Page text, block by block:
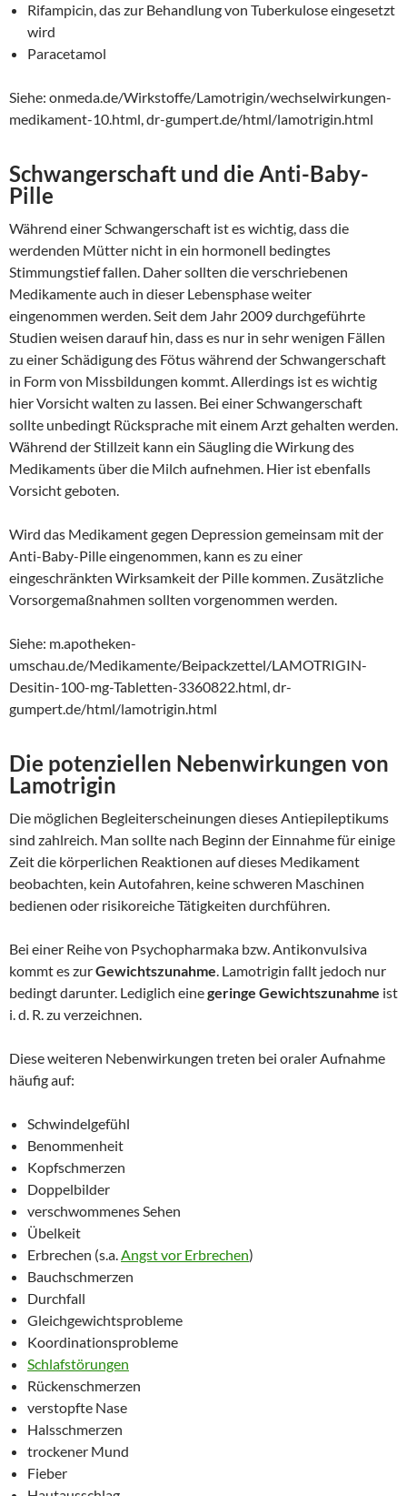
Rifampicin, das zur Behandlung von Tuberkulose eingesetzt
wird
Paracetamol
Siehe: onmeda.de/Wirkstoffe/Lamotrigin/wechselwirkungen-
medikament-10.html, dr-gumpert.de/html/lamotrigin.html
Schwangerschaft und die Anti-Baby-
Pille
Während einer Schwangerschaft ist es wichtig, dass die
werdenden Mütter nicht in ein hormonell bedingtes
Stimmungstief fallen. Daher sollten die verschriebenen
Medikamente auch in dieser Lebensphase weiter
eingenommen werden. Seit dem Jahr 2009 durchgeführte
Studien weisen darauf hin, dass es nur in sehr wenigen Fällen
zu einer Schädigung des Fötus während der Schwangerschaft
in Form von Missbildungen kommt. Allerdings ist es wichtig
hier Vorsicht walten zu lassen. Bei einer Schwangerschaft
sollte unbedingt Rücksprache mit einem Arzt gehalten werden.
Während der Stillzeit kann ein Säugling die Wirkung des
Medikaments über die Milch aufnehmen. Hier ist ebenfalls
Vorsicht geboten.
Wird das Medikament gegen Depression gemeinsam mit der
Anti-Baby-Pille eingenommen, kann es zu einer
eingeschränkten Wirksamkeit der Pille kommen. Zusätzliche
Vorsorgemaßnahmen sollten vorgenommen werden.
Siehe: m.apotheken-
umschau.de/Medikamente/Beipackzettel/LAMOTRIGIN-
Desitin-100-mg-Tabletten-3360822.html, dr-
gumpert.de/html/lamotrigin.html
Die potenziellen Nebenwirkungen von
Lamotrigin
Die möglichen Begleiterscheinungen dieses Antiepileptikums
sind zahlreich. Man sollte nach Beginn der Einnahme für einige
Zeit die körperlichen Reaktionen auf dieses Medikament
beobachten, kein Autofahren, keine schweren Maschinen
bedienen oder risikoreiche Tätigkeiten durchführen.
Bei einer Reihe von Psychopharmaka bzw. Antikonvulsiva
kommt es zurGewichtszunahme. Lamotrigin fallt jedoch nur
bedingt darunter. Lediglich einegeringe Gewichtszunahme ist
i. d. R. zu verzeichnen.
Diese weiteren Nebenwirkungen treten bei oraler Aufnahme
häufig auf:
Schwindelgefühl
Benommenheit
Kopfschmerzen
Doppelbilder
verschwommenes Sehen
Übelkeit
Erbrechen (s.a.Angst vor Erbrechen)
Bauchschmerzen
Durchfall
Gleichgewichtsprobleme
Koordinationsprobleme
Schlafstörungen
Rückenschmerzen
verstopfte Nase
Halsschmerzen
trockener Mund
Fieber